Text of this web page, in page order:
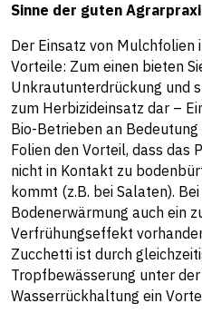
Sinne der guten
Der Einsatz von Mulchfolien
Vorteile: Zum einen bieten
Unkrautunterdrückung und
zum Herbizideinsatz dar –
Bio-Betrieben an
Folien den Vorteil, dass das
nicht in Kontakt zu
kommt (z.B. bei Salaten).
Bodenerwärmung auch ein
Verfrühungseffekt
Zucchetti ist durch
Tropfbewässerung unter
Wasserrückhaltung ein